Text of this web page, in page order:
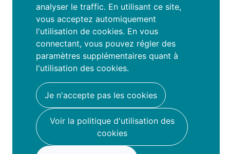
analyser le traffic. En utilisant ce site,
vous acceptez automiquement
l'utilisation de cookies. En vous
connectant, vous pouvez régler des
paramètres supplémentaires quant à
l'utilisation des cookies.
Je n'accepte pas les cookies
Voir la politique d'utilisation des
cookies
Ry de lize
Ce que les parents disent
de nous
Famio a changé ma vie, j’ai découvert
des organisateurs de stages juste à